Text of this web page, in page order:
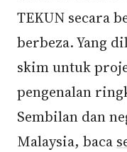
TEKUN secara
berbeza. Yang
skim untuk
pengenalan
Sembilan dan
Malaysia, baca